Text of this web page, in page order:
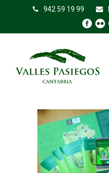
942 59 19 99